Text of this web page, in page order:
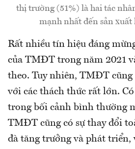
thị trường (51%) là hai tác
mạnh nhất đến sản
Rất nhiều tín hiệu đáng
của TMĐT trong năm 2021
theo. Tuy nhiên, TMĐT cũng
với các thách thức rất lớn.
trong bối cảnh bình thường
TMĐT cũng có sự thay đổi
đà tăng trưởng và phát triển,